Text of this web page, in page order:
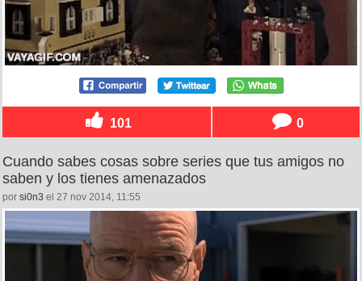
101 0
Cuando sabes cosas sobre series que tus amigos no
saben y los tienes amenazados
por si0n3 el 27 nov 2014, 11:55